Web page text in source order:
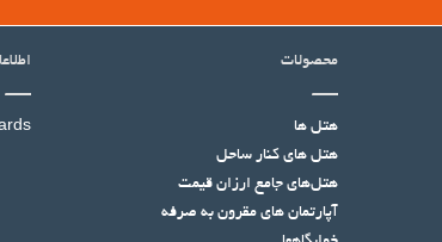
محصولات
هتل ها
هتل‌ های کنار ساحل
هتل‌های جامع ارزان قیمت
آپارتمان های مقرون به صرفه